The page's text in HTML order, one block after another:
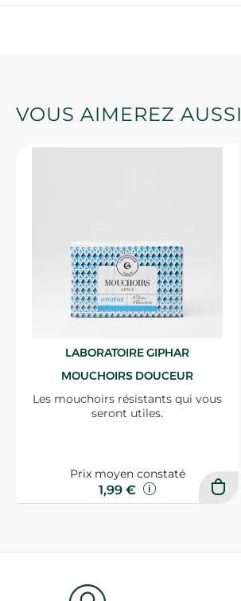
VOUS AIMEREZ AUSSI
LABORATOIRE GIPHAR
MOUCHOIRS DOUCEUR
Les mouchoirs résistants qui vous
seront utiles.
Prix moyen constaté
1,99 €